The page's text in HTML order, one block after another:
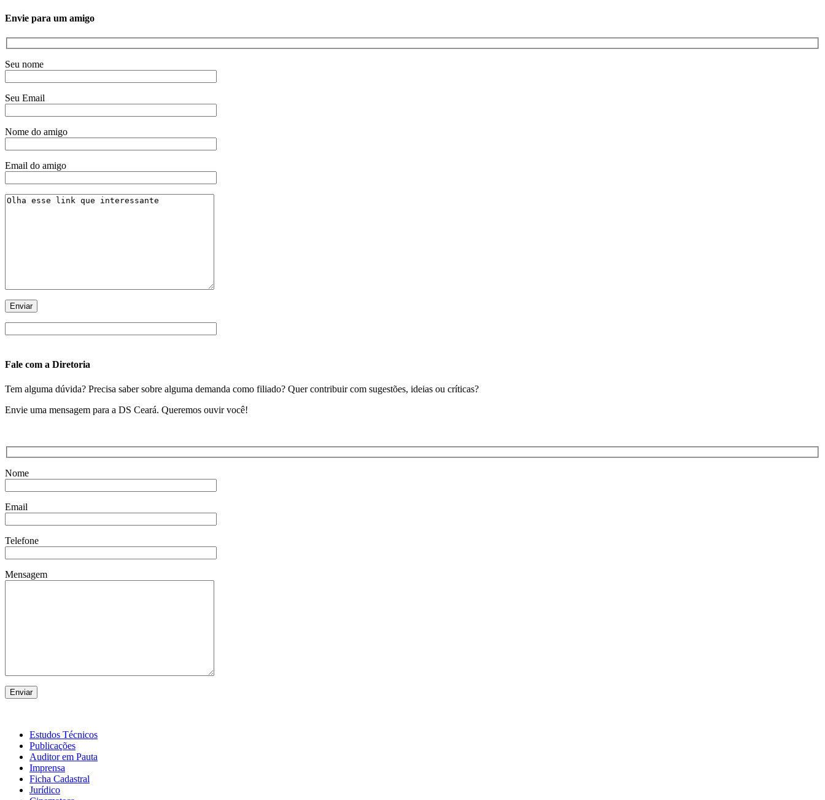
Envie para um amigo
Seu nome
Seu Email
Nome do amigo
Email do amigo
Fale com a Diretoria
Tem alguma dúvida? Precisa saber sobre alguma demanda como filiado? Quer contribuir com sugestões, ideias ou críticas?
Envie uma mensagem para a DS Ceará. Queremos ouvir você!
Nome
Email
Telefone
Mensagem
Estudos Técnicos
Publicações
Auditor em Pauta
Imprensa
Ficha Cadastral
Jurídico